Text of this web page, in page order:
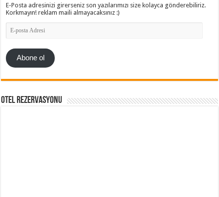
E-Posta adresinizi girerseniz son yazılarımızı size kolayca gönderebiliriz.
Korkmayın! reklam maili almayacaksınız :)
E-
posta
Adresi
Abone ol
Otel Rezervasyonu